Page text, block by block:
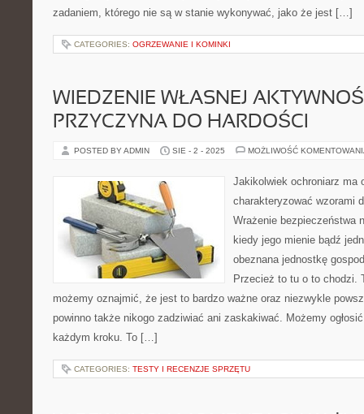
zadaniem, którego nie są w stanie wykonywać, jako że jest […]
CATEGORIES: OGRZEWANIE I KOMINKI
WIEDZENIE WŁASNEJ
PRZYCZYNA DO HARDOŚCI
POSTED BY ADMIN SIE - 2 - 2025 MOŻLIWOŚĆ
Jakikolwiek ochroniarz ma
charakteryzować wzorami
Wrażenie bezpieczeństwa
kiedy jego mienie bądź
obeznana jednostkę
Przecież to tu o to chodzi.
możemy oznajmić, że jest to bardzo ważne oraz niezwykle
powinno także nikogo zadziwiać ani zaskakiwać. Możemy
każdym kroku. To […]
CATEGORIES: TESTY I RECENZJE SPRZĘTU